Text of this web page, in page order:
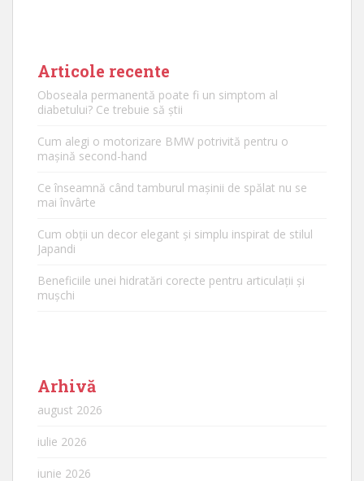
Articole recente
Oboseala permanentă poate fi un simptom al
diabetului? Ce trebuie să știi
Cum alegi o motorizare BMW potrivită pentru o
mașină second-hand
Ce înseamnă când tamburul mașinii de spălat nu se
mai învârte
Cum obții un decor elegant și simplu inspirat de stilul
Japandi
Beneficiile unei hidratări corecte pentru articulații și
mușchi
Arhivă
august 2026
iulie 2026
iunie 2026